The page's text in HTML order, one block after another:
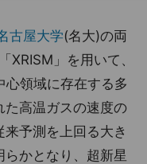
古屋大学(名大)の両
」を用いて、
領域に存在する多
た高温ガスの速度の
予測を上回る大き
かとなり、超新星